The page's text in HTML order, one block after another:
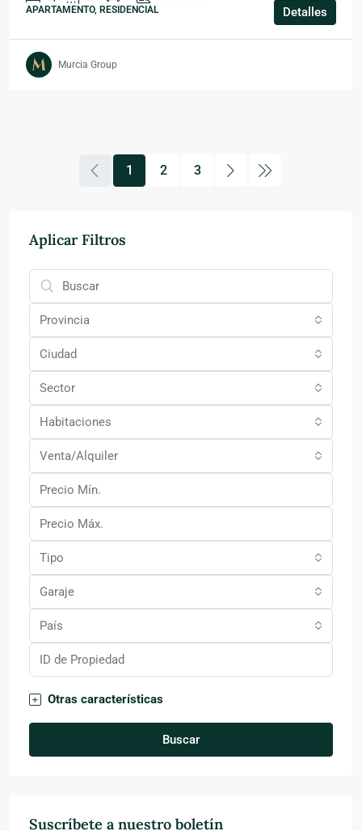
APARTAMENTO, RESIDENCIAL Detalles
Murcia Group
1 2 3
Aplicar Filtros
Provincia
Ciudad
Sector
Habitaciones
Venta/Alquiler
Tipo
Garaje
País
Otras características
Buscar
Suscríbete a nuestro boletín